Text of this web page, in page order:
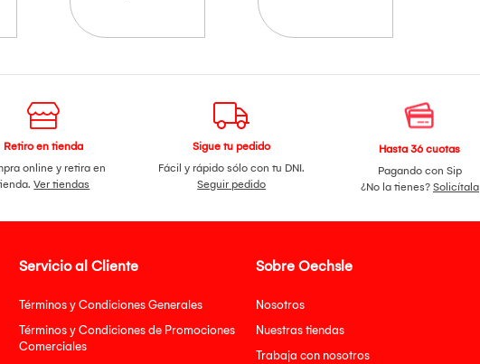
Retiro en tienda
online y retira en
Ver tiendas
Sigue tu pedido
Fácil y rápido sólo con tu DNI.
Seguir pedido
Hasta 36 cuotas
Pagando con Sip
¿No la tienes? Solicítala
Servicio al Cliente
Términos y Condiciones Generales
Términos y Condiciones de Promociones
Comerciales
Sobre Oechsle
Nosotros
Nuestras tiendas
Trabaja con nosotros